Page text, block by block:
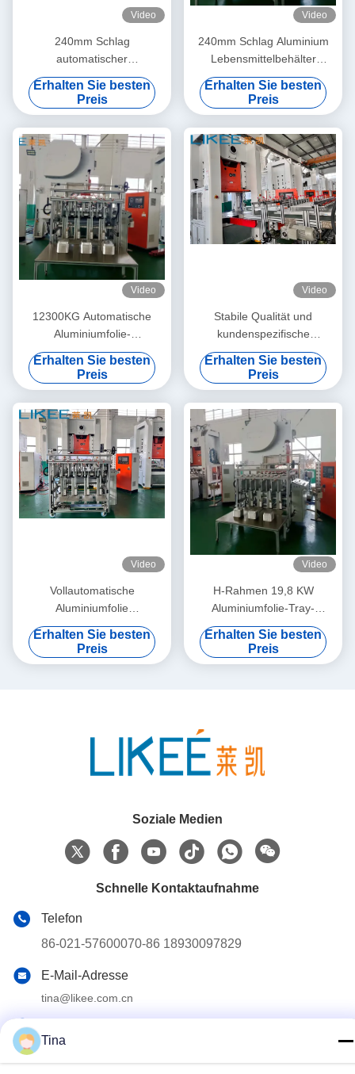
Video
240mm Schlag
automatischer
Folienbehälterhersteller für
glatte und präzise
Behälterherstellung
Erhalten Sie besten
Preis
Video
240mm Schlag Aluminium
Lebensmittelbehälter
Maschine mit 19,8KW
Stromverbrauch und 9000
Pcs / Stunde
Produktionskapazität
Erhalten Sie besten
Preis
Video
12300KG Automatische
Aluminiumfolie-
Machmaschine für präzise
und konsistente Produktion
Erhalten Sie besten
Preis
Video
Stabile Qualität und
kundenspezifische
automatische Aluminiumfolie
Lebensmittelbehälter
Maschine
Erhalten Sie besten
Preis
Video
Vollautomatische
Aluminiumfolie
Lebensmittelbehälter
Maschine LIKEE T80 4
Hohlräume
Erhalten Sie besten
Preis
Video
H-Rahmen 19,8 KW
Aluminiumfolie-Tray-
Herstellmaschine mit
weißem und
orangefarbenem Körper
Erhalten Sie besten
Preis
Soziale Medien
Schnelle Kontaktaufnahme
Telefon
86-021-57600070-86 18930097829
E-Mail-Adresse
tina@likee.com.cn
Nr. 780 Xinlin Road, Stadt Zhelin, Bezirk Fengxian,
Shanghai, China 201416
Tina